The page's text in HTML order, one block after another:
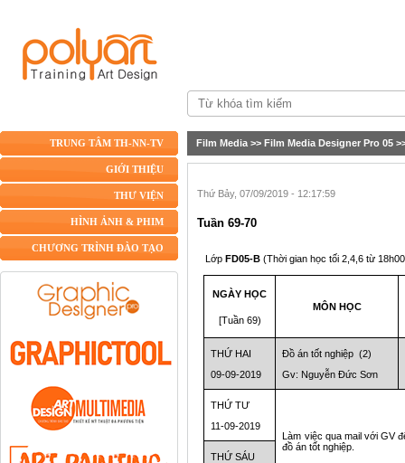
TRUNG TÂM TH-NN-TV
GIỚI THIỆU
THƯ VIỆN
HÌNH ẢNH & PHIM
CHƯƠNG TRÌNH ĐÀO TẠO
Film Media >> Film Media Designer Pro 05
Thứ Bảy, 07/09/2019 - 12:17:59
Tuần 69-70
Lớp FD05-B (Thời gian học tối 2,4,6 từ
NGÀY HỌC
[Tuần 69)
MÔN HỌC
THỨ HAI
09-09-2019
Đồ án tốt nghiệp (2)
Gv: Nguyễn Đức Sơn
THỨ TƯ
11-09-2019
Làm việc qua mail với GV
đồ án tốt nghiệp.
THỨ SÁU